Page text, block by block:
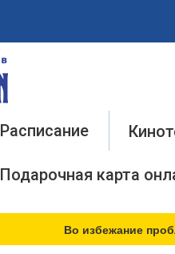
Расписание
Подарочная карта
Во избежание